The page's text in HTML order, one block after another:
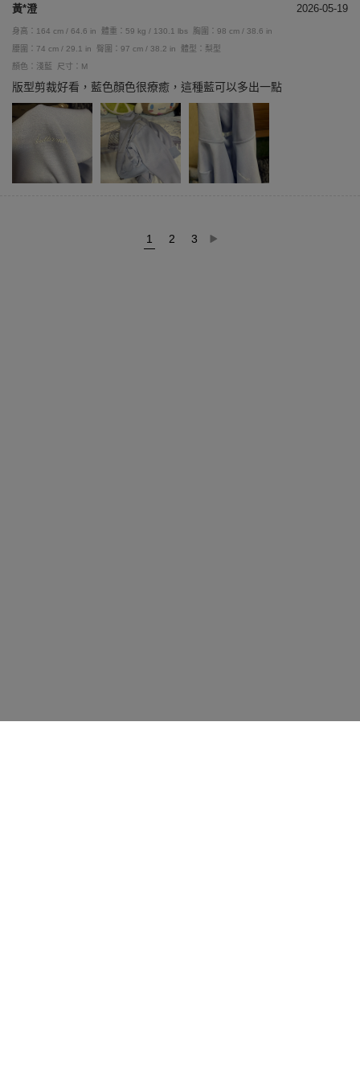
黃*澄 2026-05-19
身高：164 cm / 64.6 in 體重：59 kg / 130.1 lbs
胸圍：98 cm / 38.6 in
腰圍：74 cm / 29.1 in
臀圍：97 cm / 38.2 in
體型：梨型
顏色：淺藍
尺寸：M
版型剪裁好看，藍色顏色很療癒，這種藍可以多出一點
1 2 3